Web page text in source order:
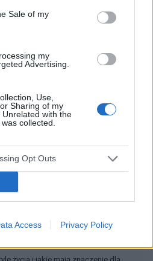
Sale of my
my
Advertising.
Use,
Sharing of my
with the
collected.
Opt Outs
Access Privacy Policy
go na Facebooku?
Obserwuj nas
News
Styl życia